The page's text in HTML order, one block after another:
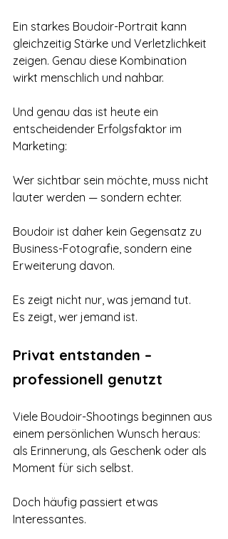
Ein starkes Boudoir-Portrait kann
gleichzeitig Stärke und Verletzlichkeit
zeigen. Genau diese Kombination
wirkt menschlich und nahbar.
Und genau das ist heute ein
entscheidender Erfolgsfaktor im
Marketing:
Wer sichtbar sein möchte, muss nicht
lauter werden — sondern echter.
Boudoir ist daher kein Gegensatz zu
Business-Fotografie, sondern eine
Erweiterung davon.
Es zeigt nicht nur, was jemand tut.
Es zeigt, wer jemand ist.
Privat entstanden –
professionell genutzt
Viele Boudoir-Shootings beginnen aus
einem persönlichen Wunsch heraus:
als Erinnerung, als Geschenk oder als
Moment für sich selbst.
Doch häufig passiert etwas
Interessantes.